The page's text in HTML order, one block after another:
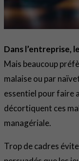
Dans l’entreprise,
Mais beaucoup
malaise ou par
essentiel pour faire
décortiquent ces
managériale.
Trop de cadres